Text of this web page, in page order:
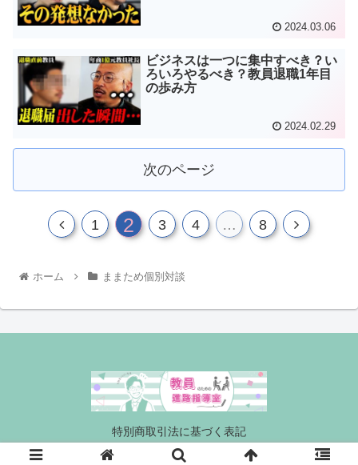
2024.03.06
ビジネスは一つに集中すべき？い
ろいろやるべき？教員退職1年目
の歩み方
2024.02.29
次のページ
1 2 3 4 … 8
ホーム ままため個別対談
特別商取引法に基づく表記
© 2020 教員のための進路指導室.